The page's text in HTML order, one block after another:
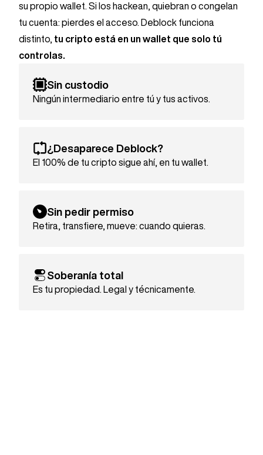
su propio wallet. Si los hackean, quiebran o congelan
tu cuenta: pierdes el acceso. Deblock funciona
distinto, tu cripto está en un wallet que solo tú
controlas.
Sin custodio
Ningún intermediario entre tú y tus activos.
¿Desaparece Deblock?
El 100% de tu cripto sigue ahí, en tu wallet.
Sin pedir permiso
Retira, transfiere, mueve: cuando quieras.
Soberanía total
Es tu propiedad. Legal y técnicamente.